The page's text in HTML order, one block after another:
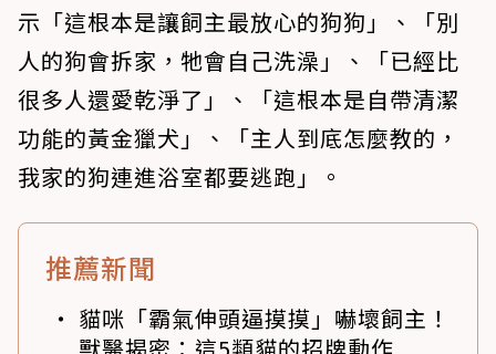
示「這根本是讓飼主最放心的狗狗」、「別
人的狗會拆家，牠會自己洗澡」、「已經比
很多人還愛乾淨了」、「這根本是自帶清潔
功能的黃金獵犬」、「主人到底怎麼教的，
我家的狗連進浴室都要逃跑」。
推薦新聞
貓咪「霸氣伸頭逼摸摸」嚇壞飼主！